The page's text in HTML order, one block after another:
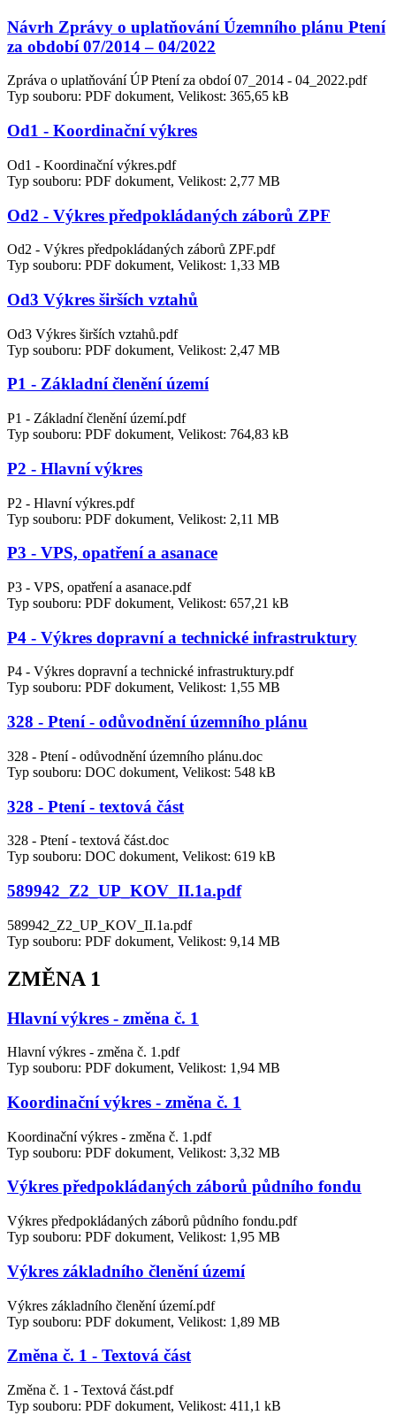
Návrh Zprávy o uplatňování Územního plánu Ptení
za období 07/2014 – 04/2022
Zpráva o uplatňování ÚP Ptení za obdoí 07_2014 - 04_2022.pdf
Typ souboru: PDF dokument, Velikost: 365,65 kB
Od1 - Koordinační výkres
Od1 - Koordinační výkres.pdf
Typ souboru: PDF dokument, Velikost: 2,77 MB
Od2 - Výkres předpokládaných záborů ZPF
Od2 - Výkres předpokládaných záborů ZPF.pdf
Typ souboru: PDF dokument, Velikost: 1,33 MB
Od3 Výkres širších vztahů
Od3 Výkres širších vztahů.pdf
Typ souboru: PDF dokument, Velikost: 2,47 MB
P1 - Základní členění území
P1 - Základní členění území.pdf
Typ souboru: PDF dokument, Velikost: 764,83 kB
P2 - Hlavní výkres
P2 - Hlavní výkres.pdf
Typ souboru: PDF dokument, Velikost: 2,11 MB
P3 - VPS, opatření a asanace
P3 - VPS, opatření a asanace.pdf
Typ souboru: PDF dokument, Velikost: 657,21 kB
P4 - Výkres dopravní a technické infrastruktury
P4 - Výkres dopravní a technické infrastruktury.pdf
Typ souboru: PDF dokument, Velikost: 1,55 MB
328 - Ptení - odůvodnění územního plánu
328 - Ptení - odůvodnění územního plánu.doc
Typ souboru: DOC dokument, Velikost: 548 kB
328 - Ptení - textová část
328 - Ptení - textová část.doc
Typ souboru: DOC dokument, Velikost: 619 kB
589942_Z2_UP_KOV_II.1a.pdf
589942_Z2_UP_KOV_II.1a.pdf
Typ souboru: PDF dokument, Velikost: 9,14 MB
ZMĚNA 1
Hlavní výkres - změna č. 1
Hlavní výkres - změna č. 1.pdf
Typ souboru: PDF dokument, Velikost: 1,94 MB
Koordinační výkres - změna č. 1
Koordinační výkres - změna č. 1.pdf
Typ souboru: PDF dokument, Velikost: 3,32 MB
Výkres předpokládaných záborů půdního fondu
Výkres předpokládaných záborů půdního fondu.pdf
Typ souboru: PDF dokument, Velikost: 1,95 MB
Výkres základního členění území
Výkres základního členění území.pdf
Typ souboru: PDF dokument, Velikost: 1,89 MB
Změna č. 1 - Textová část
Změna č. 1 - Textová část.pdf
Typ souboru: PDF dokument, Velikost: 411,1 kB